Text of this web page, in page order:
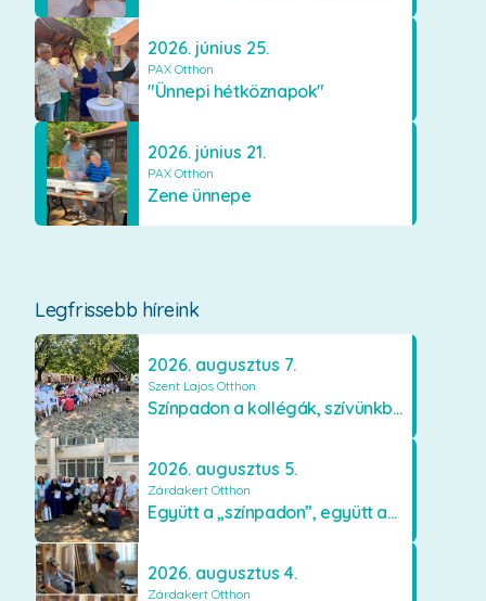
2026. június 25.
PAX Otthon
"Ünnepi hétköznapok"
2026. június 21.
PAX Otthon
Zene ünnepe
Legfrissebb híreink
2026. augusztus 7.
Szent Lajos Otthon
Színpadon a kollégák, szívünkben a lakók
2026. augusztus 5.
Zárdakert Otthon
Együtt a „színpadon”, együtt az élményekért 🎭✨
2026. augusztus 4.
Zárdakert Otthon